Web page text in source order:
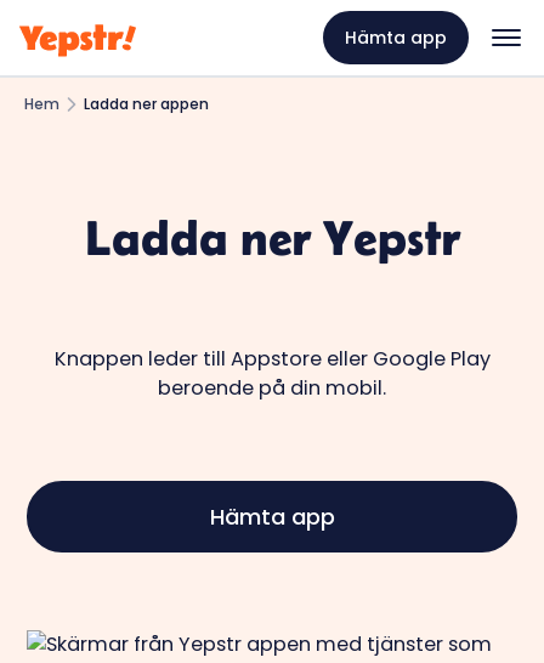
Hämta app
Hem Ladda ner appen
Ladda ner Yepstr
Knappen leder till Appstore eller Google Play
beroende på din mobil.
Hämta app